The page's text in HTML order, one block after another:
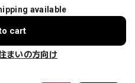
available
cart
まいの方向け